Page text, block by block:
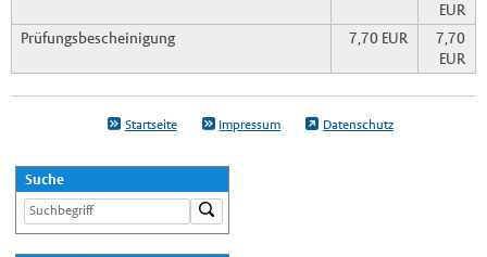
EUR
Prüfungsbescheinigung
7,70 EUR
7,70
EUR
Startseite Impressum Datenschutz
Suche